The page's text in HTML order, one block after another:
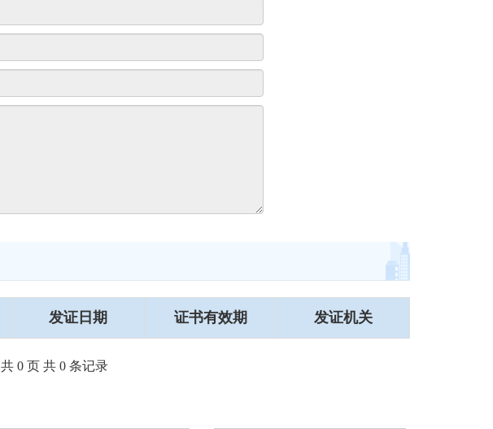
发证日期 证书有效期 发证机关
共 0 页 共 0 条记录